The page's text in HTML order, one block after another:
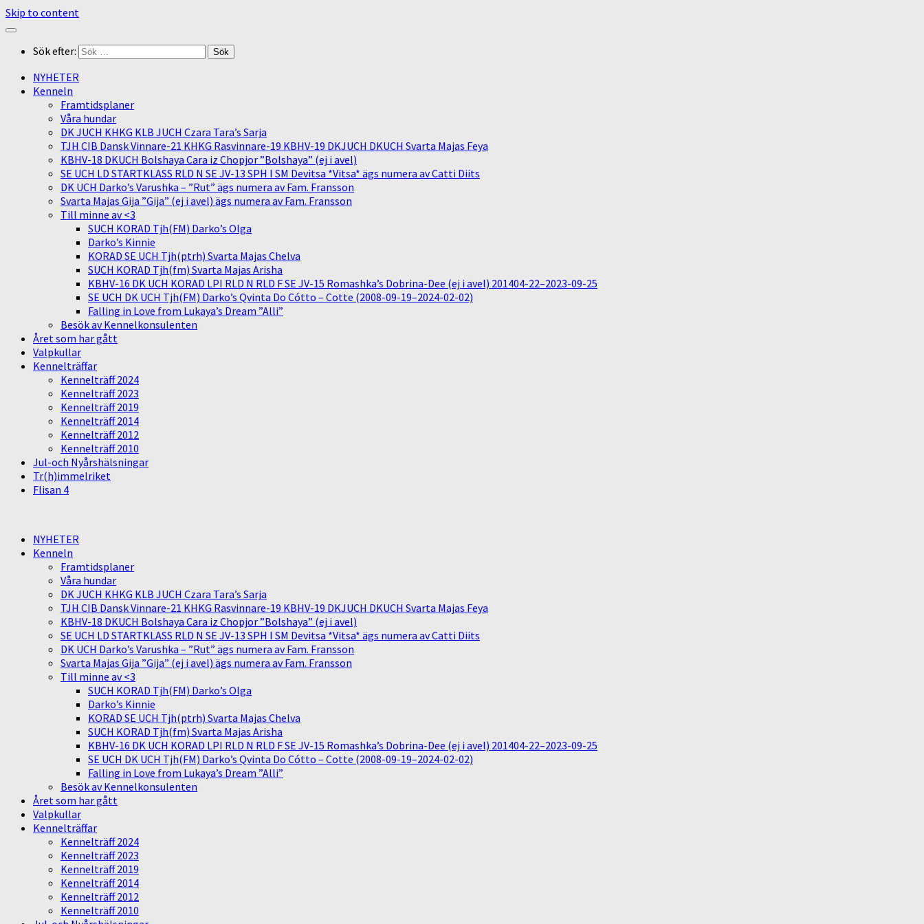
Skip to content
Sök efter:
NYHETER
Kenneln
Framtidsplaner
Våra hundar
DK JUCH KHKG KLB JUCH Czara Tara’s Sarja
TJH CIB Dansk Vinnare-21 KHKG Rasvinnare-19 KBHV-19 DKJUCH DKUCH Svarta Majas Feya
KBHV-18 DKUCH Bolshaya Cara iz Chopjor ”Bolshaya” (ej i avel)
SE UCH LD STARTKLASS RLD N SE JV-13 SPH I SM Devitsa *Vitsa* ägs numera av Catti Diits
DK UCH Darko’s Varushka – ”Rut” ägs numera av Fam. Fransson
Svarta Majas Gija ”Gija” (ej i avel) ägs numera av Fam. Fransson
Till minne av <3
SUCH KORAD Tjh(FM) Darko’s Olga
Darko’s Kinnie
KORAD SE UCH Tjh(ptrh) Svarta Majas Chelva
SUCH KORAD Tjh(fm) Svarta Majas Arisha
KBHV-16 DK UCH KORAD LPI RLD N RLD F SE JV-15 Romashka’s Dobrina-Dee (ej i avel) 201404-22–2023-09-25
SE UCH DK UCH Tjh(FM) Darko’s Qvinta Do Cótto – Cotte (2008-09-19–2024-02-02)
Falling in Love from Lukaya’s Dream ”Alli”
Besök av Kennelkonsulenten
Året som har gått
Valpkullar
Kennelträffar
Kennelträff 2024
Kennelträff 2023
Kennelträff 2019
Kennelträff 2014
Kennelträff 2012
Kennelträff 2010
Jul-och Nyårshälsningar
Tr(h)immelriket
Flisan 4
NYHETER
Kenneln
Framtidsplaner
Våra hundar
DK JUCH KHKG KLB JUCH Czara Tara’s Sarja
TJH CIB Dansk Vinnare-21 KHKG Rasvinnare-19 KBHV-19 DKJUCH DKUCH Svarta Majas Feya
KBHV-18 DKUCH Bolshaya Cara iz Chopjor ”Bolshaya” (ej i avel)
SE UCH LD STARTKLASS RLD N SE JV-13 SPH I SM Devitsa *Vitsa* ägs numera av Catti Diits
DK UCH Darko’s Varushka – ”Rut” ägs numera av Fam. Fransson
Svarta Majas Gija ”Gija” (ej i avel) ägs numera av Fam. Fransson
Till minne av <3
SUCH KORAD Tjh(FM) Darko’s Olga
Darko’s Kinnie
KORAD SE UCH Tjh(ptrh) Svarta Majas Chelva
SUCH KORAD Tjh(fm) Svarta Majas Arisha
KBHV-16 DK UCH KORAD LPI RLD N RLD F SE JV-15 Romashka’s Dobrina-Dee (ej i avel) 201404-22–2023-09-25
SE UCH DK UCH Tjh(FM) Darko’s Qvinta Do Cótto – Cotte (2008-09-19–2024-02-02)
Falling in Love from Lukaya’s Dream ”Alli”
Besök av Kennelkonsulenten
Året som har gått
Valpkullar
Kennelträffar
Kennelträff 2024
Kennelträff 2023
Kennelträff 2019
Kennelträff 2014
Kennelträff 2012
Kennelträff 2010